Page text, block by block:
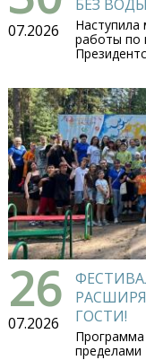
07.2026
БЕЗ
работы по
26
07.2026
ГОСТИ!
пределами